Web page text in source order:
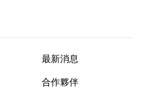
最新消息
合作夥伴